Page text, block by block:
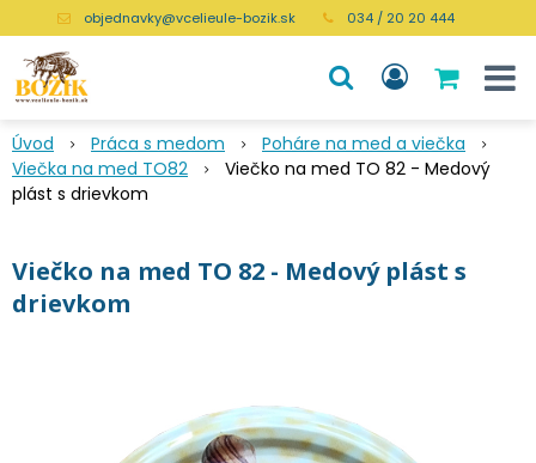
objednavky@vcelieule-bozik.sk 034 / 20 20 444
Úvod Práca s medom
Poháre na med a viečka
Viečka na med TO82
Viečko na med TO 82 - Medový
plást s drievkom
Viečko na med TO 82 - Medový plást s
drievkom